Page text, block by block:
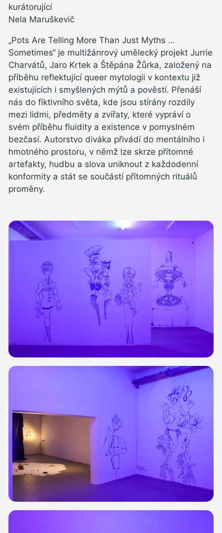
kurátorující
Nela Maruškevič
„Pots Are Telling More Than Just Myths …
Sometimes“ je multižánrový umělecký projekt Jurrie
Charvátů, Jaro Krtek a Štěpána Žůrka, založený na
příběhu reflektující queer mytologii v kontextu již
existujících i smyšlených mýtů a pověstí. Přenáší
nás do fiktivního světa, kde jsou stírány rozdíly
mezi lidmi, předměty a zvířaty, které vypráví o
svém příběhu fluidity a existence v pomyslném
bezčasí. Autorstvo diváka přivádí do mentálního i
hmotného prostoru, v němž lze skrze přítomné
artefakty, hudbu a slova uniknout z každodenní
konformity a stát se součástí přítomných rituálů
proměny.